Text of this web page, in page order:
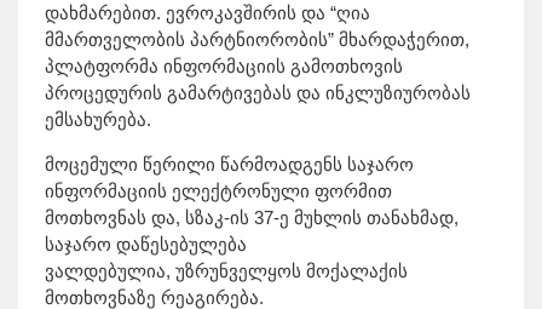
დახმარებით. ევროკავშირის და “ღია
მმართველობის პარტნიორობის” მხარდაჭერით,
პლატფორმა ინფორმაციის გამოთხოვის
პროცედურის გამარტივებას და ინკლუზიურობას
ემსახურება.
მოცემული წერილი წარმოადგენს საჯარო
ინფორმაციის ელექტრონული ფორმით
მოთხოვნას და, სზაკ-ის 37-ე მუხლის თანახმად,
საჯარო დაწესებულება
ვალდებულია, უზრუნველყოს მოქალაქის
მოთხოვნაზე რეაგირება.